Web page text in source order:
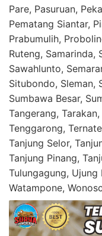
Pare, Pasuruan,
Pematang Siantar,
Prabumulih,
Ruteng, Samarinda,
Sawahlunto,
Situbondo, Sleman,
Sumbawa Besar,
Tangerang,
Tenggarong,
Tanjung Selor,
Tanjung Pinang,
Tulungagung, Ujung
Watampone,